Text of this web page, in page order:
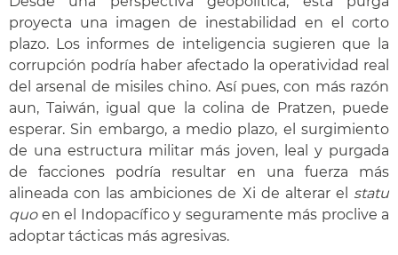
proyecta una imagen de inestabilidad en el corto
plazo. Los informes de inteligencia sugieren que la
corrupción podría haber afectado la operatividad real
del arsenal de misiles chino. Así pues, con más razón
aun, Taiwán, igual que la colina de Pratzen, puede
esperar. Sin embargo, a medio plazo, el surgimiento
de una estructura militar más joven, leal y purgada
de facciones podría resultar en una fuerza más
alineada con las ambiciones de Xi de alterar el statu
quoen el Indopacífico y seguramente más proclive a
adoptar tácticas más agresivas.